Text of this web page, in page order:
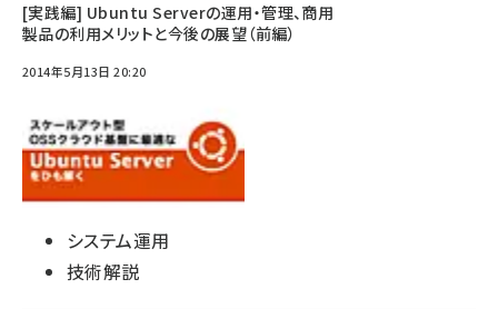
[実践編] Ubuntu Serverの運用・管理、商用
製品の利用メリットと今後の展望（前編）
2014年5月13日 20:20
システム運用
技術解説